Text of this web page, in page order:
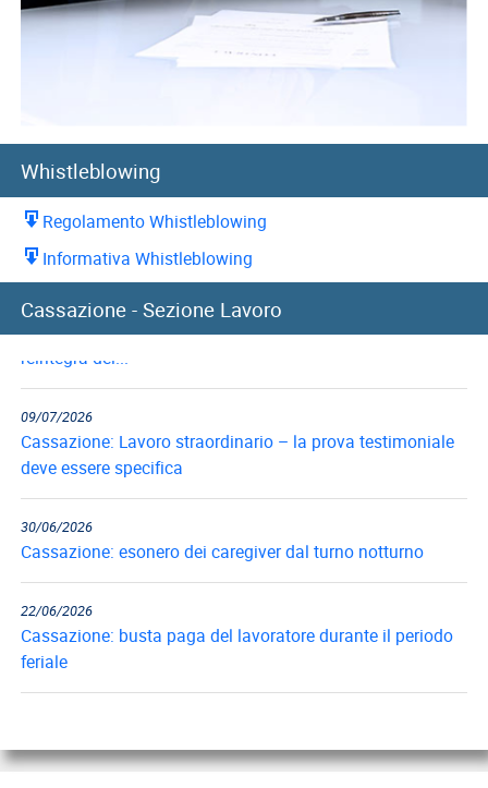
Whistleblowing
Regolamento Whistleblowing
Informativa Whistleblowing
Cassazione - Sezione Lavoro
10/07/2026
09/07/2026
Cassazione: Lavoro straordinario – la prova testimoniale
deve essere specifica
30/06/2026
Cassazione: esonero dei caregiver dal turno notturno
22/06/2026
Cassazione: busta paga del lavoratore durante il periodo
feriale